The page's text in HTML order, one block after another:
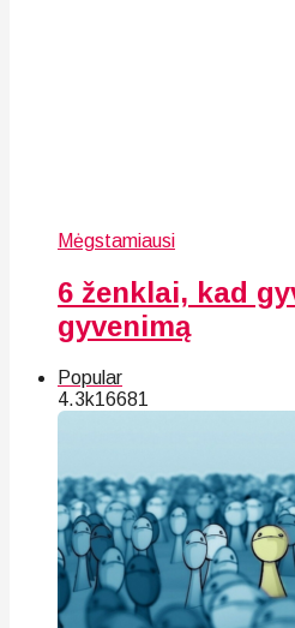
Mėgstamiausi
6 ženklai, kad
gyvenimą
Popular
4.3k16681